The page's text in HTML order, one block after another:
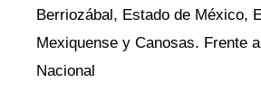
Berriozábal, Estado de México,
Mexiquense y Canosas. Frente
Nacional